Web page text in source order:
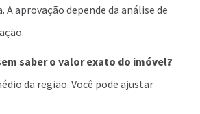
A aprovação depende da análise de
saber o valor exato do imóvel?
da região. Você pode ajustar